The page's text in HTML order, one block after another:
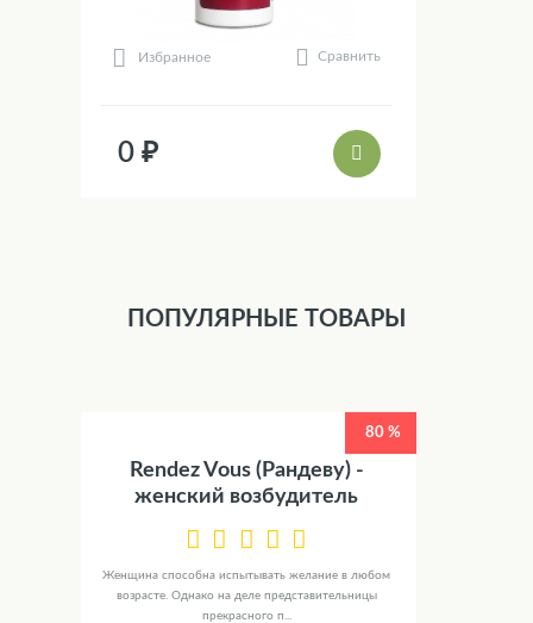
Избранное Сравнить
0 ₽
ПОПУЛЯРНЫЕ ТОВАРЫ
80 %
Rendez Vous (Рандеву) -
женский возбудитель
Женщина способна испытывать желание в любом
возрасте. Однако на деле представительницы
прекрасного п...